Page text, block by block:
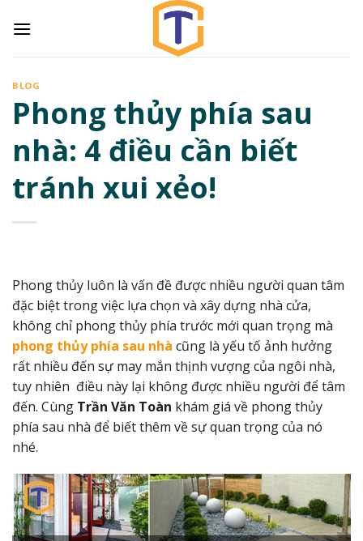
BLOG
Phong thủy phía sau
nhà: 4 điều cần biết
tránh xui xẻo!
Phong thủy luôn là vấn đề được nhiều người quan tâm
đặc biệt trong việc lựa chọn và xây dựng nhà cửa,
không chỉ phong thủy phía trước mới quan trọng mà
phong thủy phía sau nhà cũng là yếu tố ảnh hưởng
rất nhiều đến sự may mắn thịnh vượng của ngôi nhà,
tuy nhiên điều này lại không được nhiều người để tâm
đến. Cùng Trần Văn Toàn khám giá về phong thủy
phía sau nhà để biết thêm về sự quan trọng của nó
nhé.